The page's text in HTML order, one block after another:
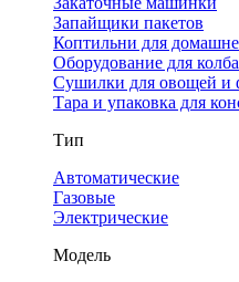
Запайщики пакетов
Коптильни для
Оборудование для
Сушилки для овощей и
Тара и упаковка для
Тип
Автоматические
Газовые
Электрические
Модель